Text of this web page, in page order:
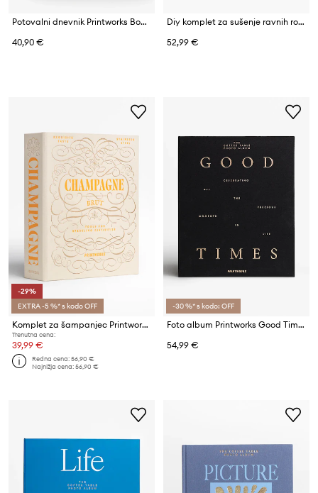
Potovalni dnevnik Printworks Bon Voyage 25 × 18 × 2 cm
40,90 €
Diy komplet za sušenje ravnih rož Printworks Flower Press
52,99 €
-29%
EXTRA -5 %* s kodo OFF
Komplet za šampanjec Printworks The Essentials 2-pack
Trenutna cena:
39,99 €
Redna cena:56,90 €
Najnižja cena:56,90 €
-30 %* s kodo: OFF
Foto album Printworks Good Times
54,99 €